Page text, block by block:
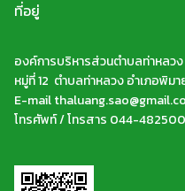
ที่อยู่
องค์การบริหารส่วนตำบลท่าหลวง
หมู่ที่ 12 ตำบลท่าหลวง อำเภอพิม
E-mail
โทรศัพท์ / โทรสาร 044-482500